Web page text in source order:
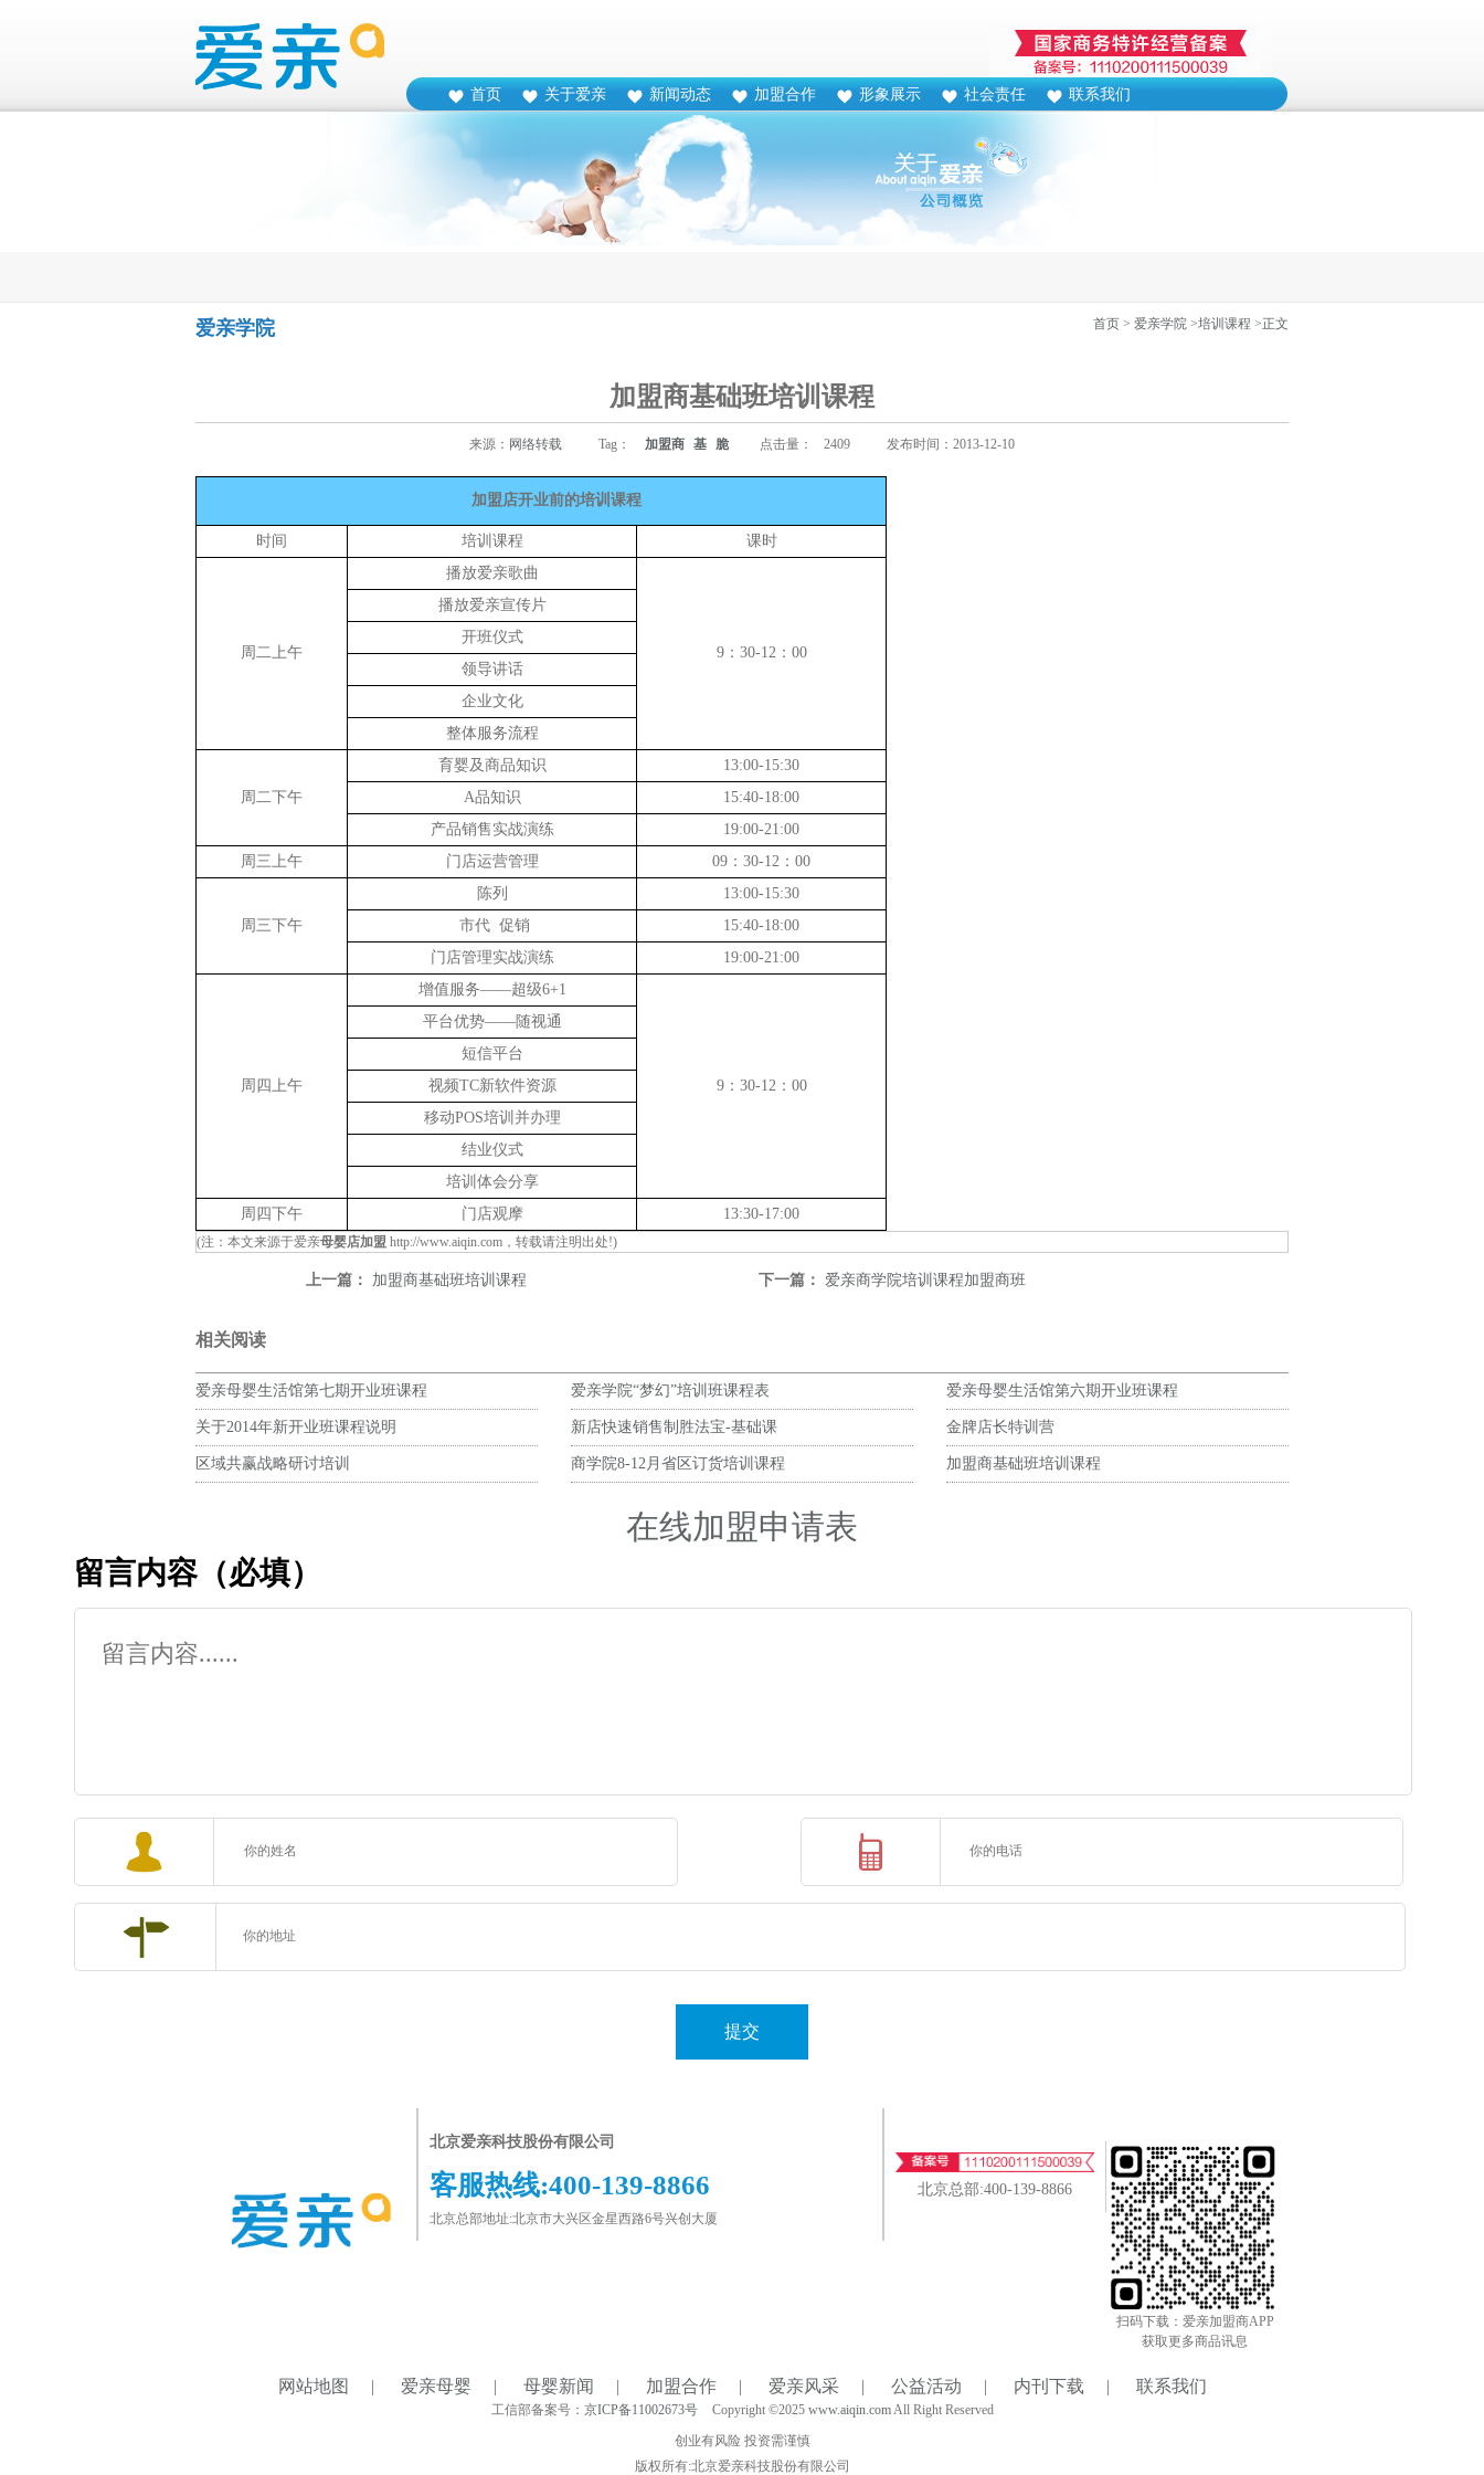
首页 关于爱亲 新闻动态 加盟合作 形象展示 社会责任 联系我们
爱亲学院 首页 > 爱亲学院 >培训课程 >正文
加盟商基础班培训课程
来源： 网络转载 Tag： 加盟商 基 脆 点击量： 2409 发布时间：2013-12-10
加盟店开业前的培训课程
时间 培训课程 课时
周二上午
播放爱亲歌曲
9：30-12：00
播放爱亲宣传片
开班仪式
领导讲话
企业文化
整体服务流程
周二下午
育婴及商品知识
13:00-15:30
A品知识
15:40-18:00
产品销售实战演练
19:00-21:00
周三上午
门店运营管理 09：30-12：00
周三下午
陈列
13:00-15:30
市代 促销
15:40-18:00
门店管理实战演练
19:00-21:00
周四上午
增值服务——超级6+1
9：30-12：00
平台优势——随视通
短信平台
视频TC新软件资源
移动POS培训并办理
结业仪式
培训体会分享
周四下午
门店观摩 13:30-17:00
(注：本文来源于爱亲母婴店加盟 http://www.aiqin.com ，转载请注明出处!)
上一篇： 加盟商基础班培训课程 下一篇： 爱亲商学院培训课程加盟商班
相关阅读
爱亲母婴生活馆第七期开业班课程 爱亲学院“梦幻”培训班课程表 爱亲母婴生活馆第六期开业班课程
关于2014年新开业班课程说明 新店快速销售制胜法宝-基础课 金牌店长特训营
区域共赢战略研讨培训 商学院8-12月省区订货培训课程 加盟商基础班培训课程
在线加盟申请表
留言内容（必填）
提交
北京爱亲科技股份有限公司
客服热线:400-139-8866
北京总部地址:北京市大兴区金星西路6号兴创大厦
北京总部:400-139-8866
扫码下载：爱亲加盟商APP
获取更多商品讯息
网站地图 | 爱亲母婴 | 母婴新闻 | 加盟合作 | 爱亲风采 | 公益活动 | 内刊下载 | 联系我们
工信部备案号： 京ICP备11002673号 Copyright ©2025 www.aiqin.comAll Right Reserved
创业有风险 投资需谨慎
版权所有:北京爱亲科技股份有限公司